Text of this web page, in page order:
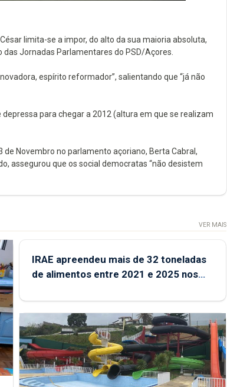
limita-se a impor, do alto da sua maioria absoluta,
Jornadas Parlamentares do PSD/Açores.
espírito reformador”, salientando que “já não
para chegar a 2012 (altura em que se realizam
Novembro no parlamento açoriano, Berta Cabral,
assegurou que os social democratas “não desistem
VER MAIS
IRAE apreendeu mais de 32 toneladas
de alimentos entre 2021 e 2025 nos